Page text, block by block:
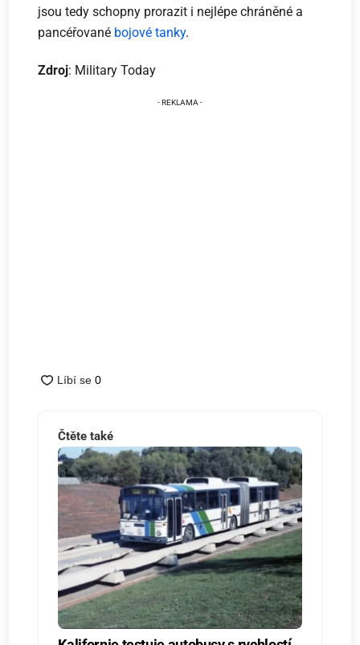
jsou tedy schopny prorazit i nejlépe chráněné a
pancéřované bojové tanky.
Zdroj: Military Today
Čtěte také